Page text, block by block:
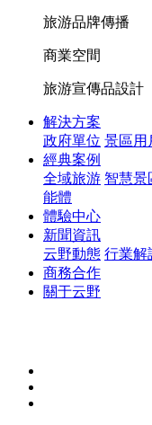
旅游品牌傳播
商業空間
旅游宣傳品設計
解決方案
政府單位 景區用
經典案例
全域旅游 智慧景
能體
體驗中心
新聞資訊
云野動態 行業解
商務合作
關于云野